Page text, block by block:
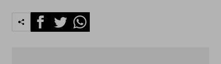
FacebookTwitterWhatsapp